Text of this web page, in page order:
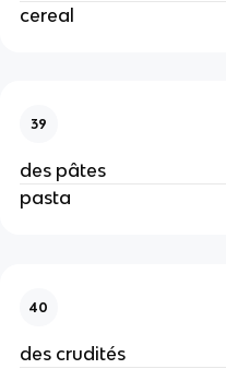
cereal
39
des pâtes
pasta
40
des crudités